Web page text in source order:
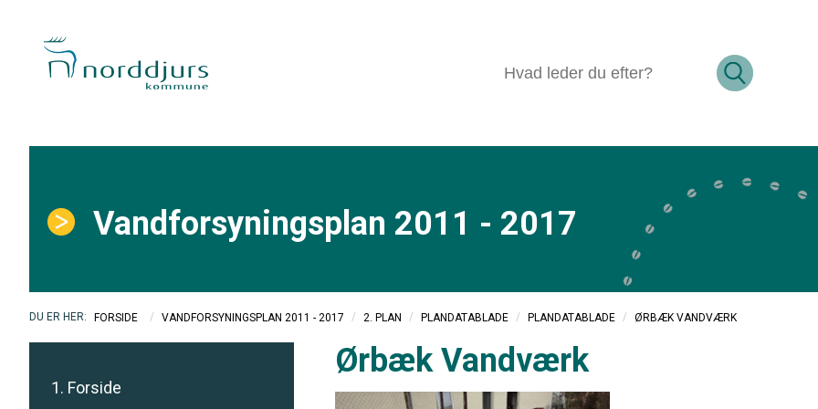
Vandforsyningsplan 2011 - 2017
FORSIDE / VANDFORSYNINGSPLAN 2011 - 2017 / 2. PLAN / PLANDATABLADE / PLANDATABLADE / ØRBÆK VANDVÆRK
1. Forside
Ørbæk Vandværk